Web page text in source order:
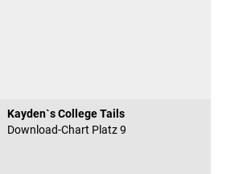
Kayden`s College Tails
Download-Chart Platz 9